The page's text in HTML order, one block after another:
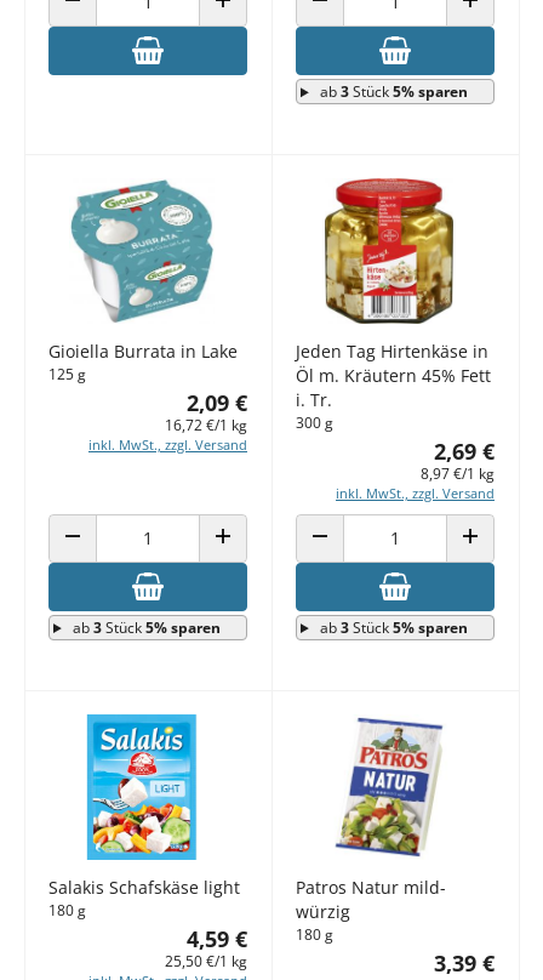
ANZAHL VERRINGERN ANZAHL ERHÖHENANZAHL VERRINGERN ANZAHL
ab3Stück5% sparen
Gioiella Burrata in Lake
125 g
2,09 €
16,72 €/1 kg
inkl. MwSt., zzgl. Versand
ANZAHL VERRINGERN ANZAHL ERHÖHEN
ab3Stück5% sparen
Jeden Tag Hirtenkäse in
Öl m. Kräutern 45% Fett
i. Tr.
300 g
2,69 €
8,97 €/1 kg
inkl. MwSt., zzgl. Versand
ANZAHL VERRINGERN ANZAHL
ab3Stück5% sparen
Salakis Schafskäse light
180 g
4,59 €
25,50 €/1 kg
Patros Natur mild-
würzig
180 g
3,39 €